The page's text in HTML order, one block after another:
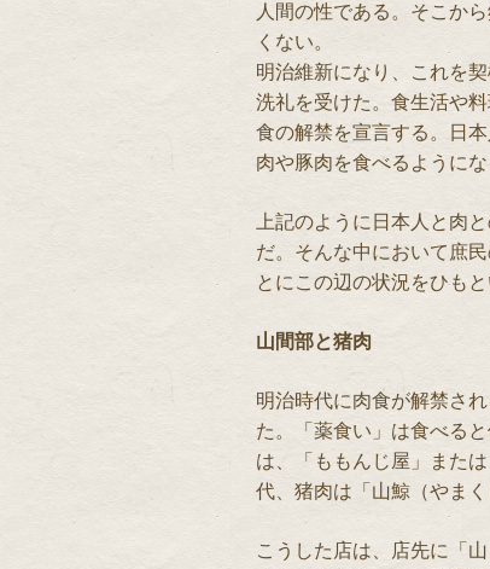
人間の性である。そこか
くない。
明治維新になり、これを
洗礼を受けた。食生活や
食の解禁を宣言する。日
肉や豚肉を食べるようにな
上記のように日本人と肉
だ。そんな中において庶
とにこの辺の状況をひもと
山間部と猪肉
明治時代に肉食が解禁さ
た。「薬食い」は食べる
は、「ももんじ屋」また
代、猪肉は「山鯨（やま
こうした店は、店先に「